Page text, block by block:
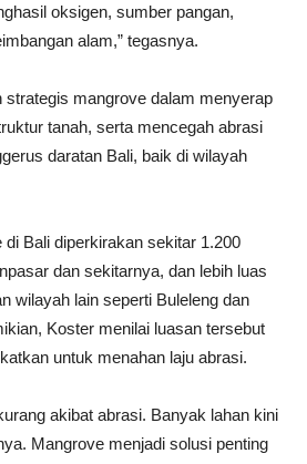
oksigen, sumber pangan,
alam,” tegasnya.
strategis mangrove dalam menyerap
tanah, serta mencegah abrasi
daratan Bali, baik di wilayah
di Bali diperkirakan sekitar 1.200
dan sekitarnya, dan lebih luas
wilayah lain seperti Buleleng dan
Koster menilai luasan tersebut
untuk menahan laju abrasi.
akibat abrasi. Banyak lahan kini
Mangrove menjadi solusi penting